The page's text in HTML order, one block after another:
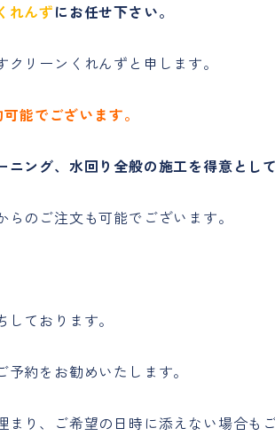
れんずにお任せ下さい。
リーンくれんずと申します。
能でございます。
ング、水回り全般の施工を得意として
のご注文も可能でございます。
ております。
約をお勧めいたします。
り、ご希望の日時に添えない場合も